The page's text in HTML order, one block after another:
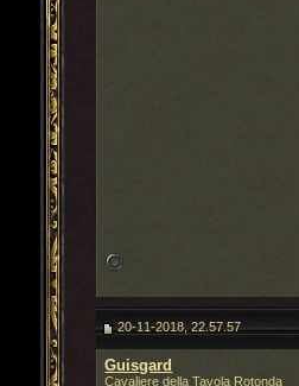
20-11-2018, 22.57.57
Guisgard
Cavaliere della Tavola Rotonda